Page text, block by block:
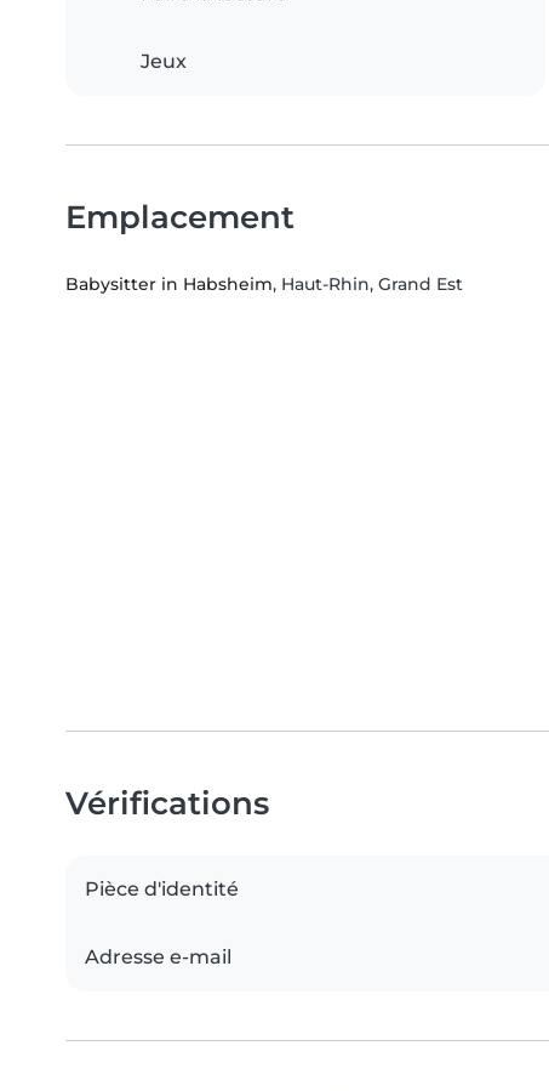
Jeux
Emplacement
Babysitter in Habsheim, Haut-Rhin, Grand Est
Vérifications
Pièce d'identité
Adresse e-mail